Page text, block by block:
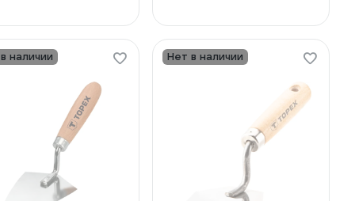
наличии Нет в наличии